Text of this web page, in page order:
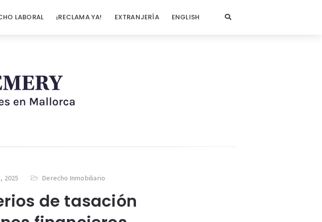
LABORAL ¡RECLAMA YA! EXTRANJERÍA ENGLISH
2025 Derecho Inmobiliario
de tasación